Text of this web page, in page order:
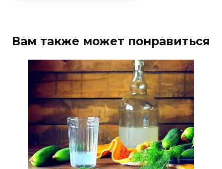
Вам также может понравиться